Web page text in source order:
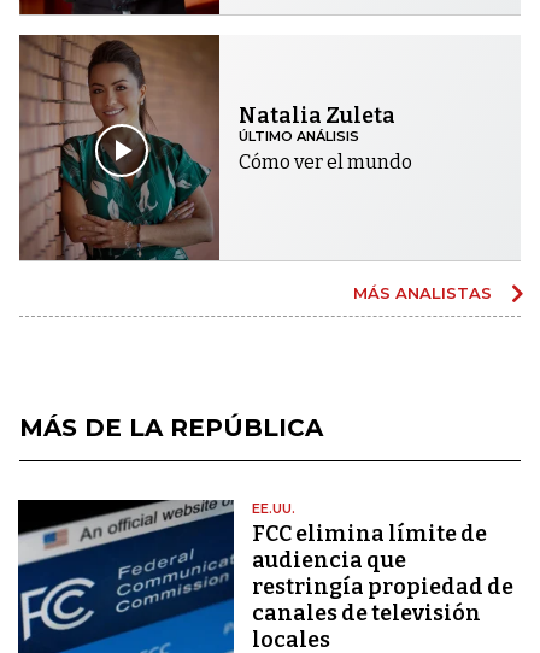
Natalia Zuleta
ÚLTIMO ANÁLISIS
Cómo ver el mundo
MÁS ANALISTAS
MÁS DE LA REPÚBLICA
EE.UU.
FCC elimina límite de
audiencia que
restringía propiedad de
canales de televisión
locales